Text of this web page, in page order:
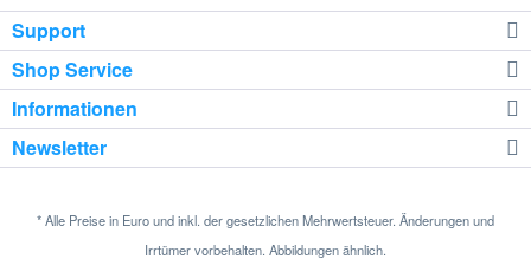
Support
Shop Service
Informationen
Newsletter
* Alle Preise in Euro und inkl. der gesetzlichen Mehrwertsteuer. Änderungen und
Irrtümer vorbehalten. Abbildungen ähnlich.